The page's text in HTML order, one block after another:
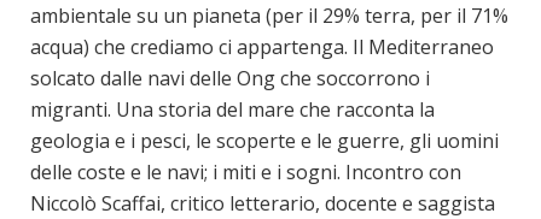
ambientale su un pianeta (per il 29% terra, per il 71%
acqua) che crediamo ci appartenga. Il Mediterraneo
solcato dalle navi delle Ong che soccorrono i
migranti. Una storia del mare che racconta la
geologia e i pesci, le scoperte e le guerre, gli uomini
delle coste e le navi; i miti e i sogni. Incontro con
Niccolò Scaffai, critico letterario, docente e saggista